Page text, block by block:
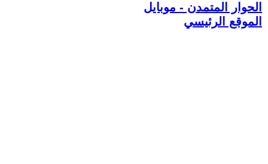
الحوار المتمدن - موبايل
الموقع الرئيسي